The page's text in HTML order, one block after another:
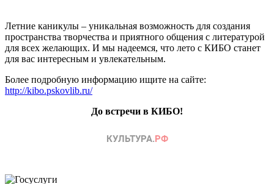
Летние каникулы – уникальная возможность для создания
пространства творчества и приятного общения с литературой
для всех желающих. И мы надеемся, что лето с КИБО станет
для вас интересным и увлекательным.
Более подробную информацию ищите на сайте:
http://kibo.pskovlib.ru/
До встречи в КИБО!